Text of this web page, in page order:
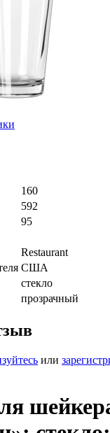
160
592
95
Restaurant
США
стекло
прозрачный
или